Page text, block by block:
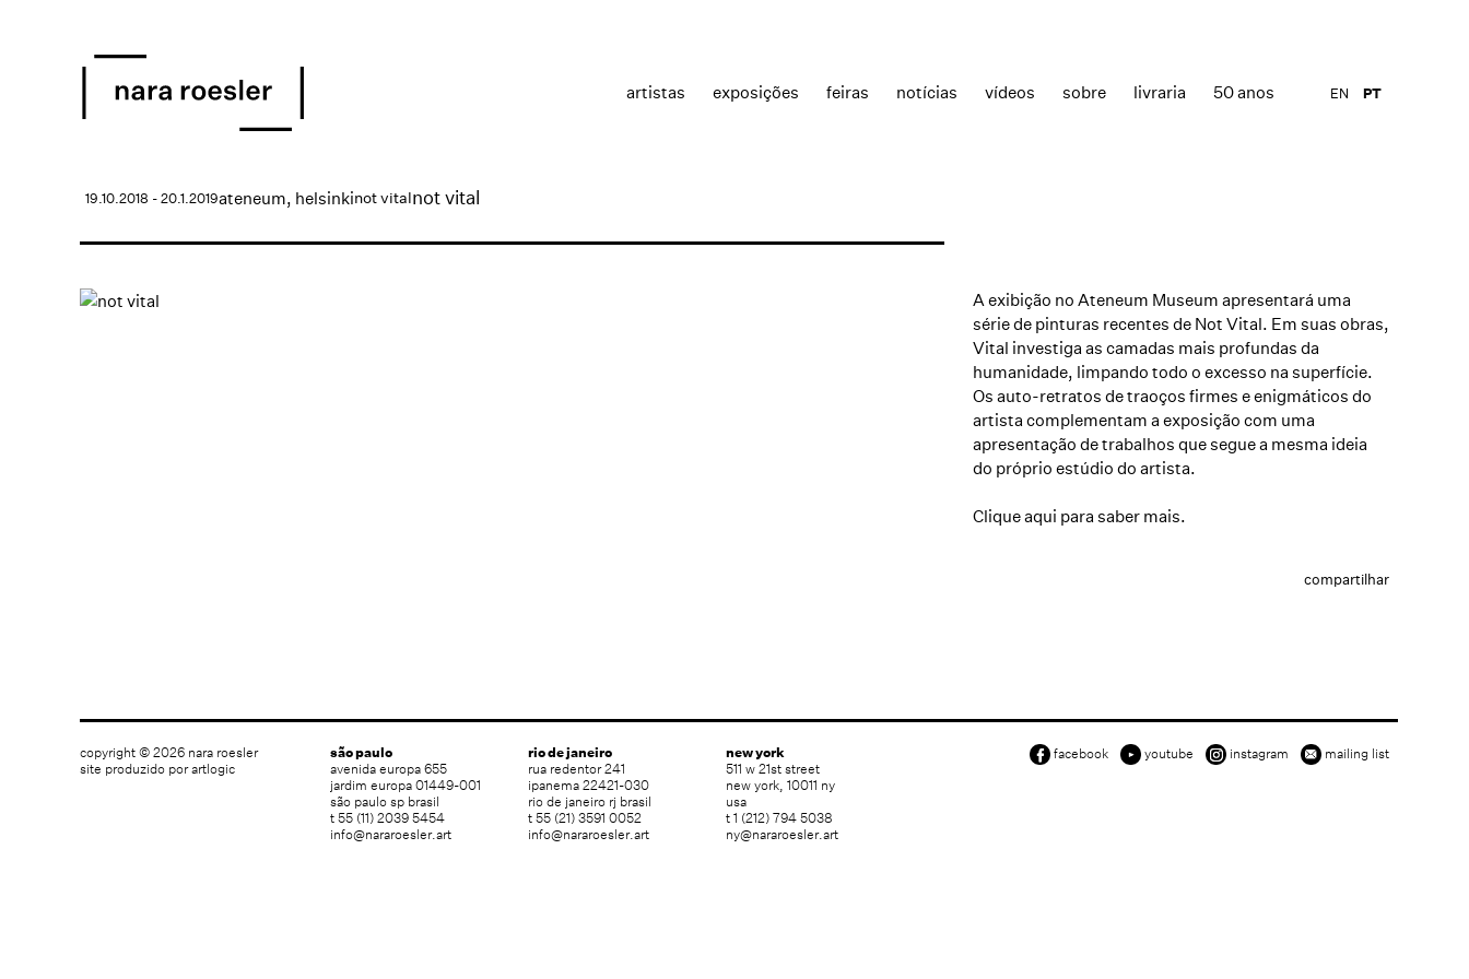
artistas exposições feiras notícias vídeos sobre livraria 50 anos PT
EN
not vital
not vital
ateneum, helsinki
19.10.2018 - 20.1.2019
A exibição no Ateneum Museum apresentará uma
série de pinturas recentes de Not Vital. Em suas obras,
Vital investiga as camadas mais profundas da
humanidade, limpando todo o excesso na superfície.
Os auto-retratos de traoços firmes e enigmáticos do
artista complementam a exposição com uma
apresentação de trabalhos que segue a mesma ideia
do próprio estúdio do artista.
Clique aqui para saber mais.
compartilhar
facebook youtube instagram mailing list
new york
511 w 21st street
new york, 10011 ny
usa
t 1 (212) 794 5038
ny@nararoesler.art
rio de janeiro
rua redentor 241
ipanema 22421-030
rio de janeiro rj brasil
t 55 (21) 3591 0052
info@nararoesler.art
são paulo
avenida europa 655
jardim europa 01449-001
são paulo sp brasil
t 55 (11) 2039 5454
info@nararoesler.art
copyright © 2026 nara roesler
site produzido por artlogic